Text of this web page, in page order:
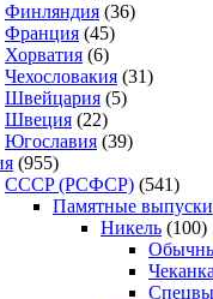
Финляндия (36)
Франция (45)
Хорватия (6)
Чехословакия (31)
Швейцария (5)
Швеция (22)
Югославия (39)
(955)
CCCP (РСФСР) (541)
Памятные выпуски
Никель (100)